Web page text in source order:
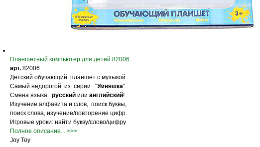
Планшетный компьютер для детей 82006
арт. 82006
Детский обучающий планшет с музыкой.
Самый недорогой из серии "Умняшка".
Смена языка: русский или английский!
Изучение алфавита и слов, поиск буквы,
поиск слова, изучение/повторение цифр.
Игровые уроки: найти букву/слово/цифру.
Полное описание... >>>
Joy Toy